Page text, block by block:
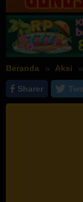
Beranda Aksi
Sharer